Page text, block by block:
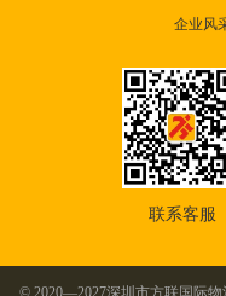
企业风
联系客服
© 2020—2027深圳市方联国际物